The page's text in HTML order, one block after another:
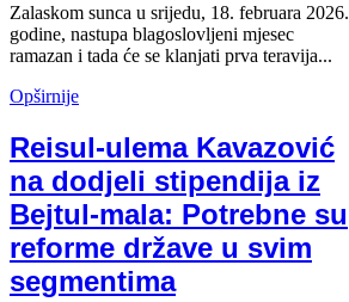
Zalaskom sunca u srijedu, 18. februara 2026.
godine, nastupa blagoslovljeni mjesec
ramazan i tada će se klanjati prva teravija...
Opširnije
Reisul-ulema Kavazović
na dodjeli stipendija iz
Bejtul-mala: Potrebne su
reforme države u svim
segmentima